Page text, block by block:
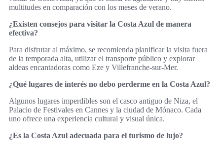
multitudes en comparación con los meses de verano.
¿Existen consejos para visitar la Costa Azul de manera
efectiva?
Para disfrutar al máximo, se recomienda planificar la visita fuera
de la temporada alta, utilizar el transporte público y explorar
aldeas encantadoras como Eze y Villefranche-sur-Mer.
¿Qué lugares de interés no debo perderme en la Costa Azul?
Algunos lugares imperdibles son el casco antiguo de Niza, el
Palacio de Festivales en Cannes y la ciudad de Mónaco. Cada
uno ofrece una experiencia cultural y visual única.
¿Es la Costa Azul adecuada para el turismo de lujo?